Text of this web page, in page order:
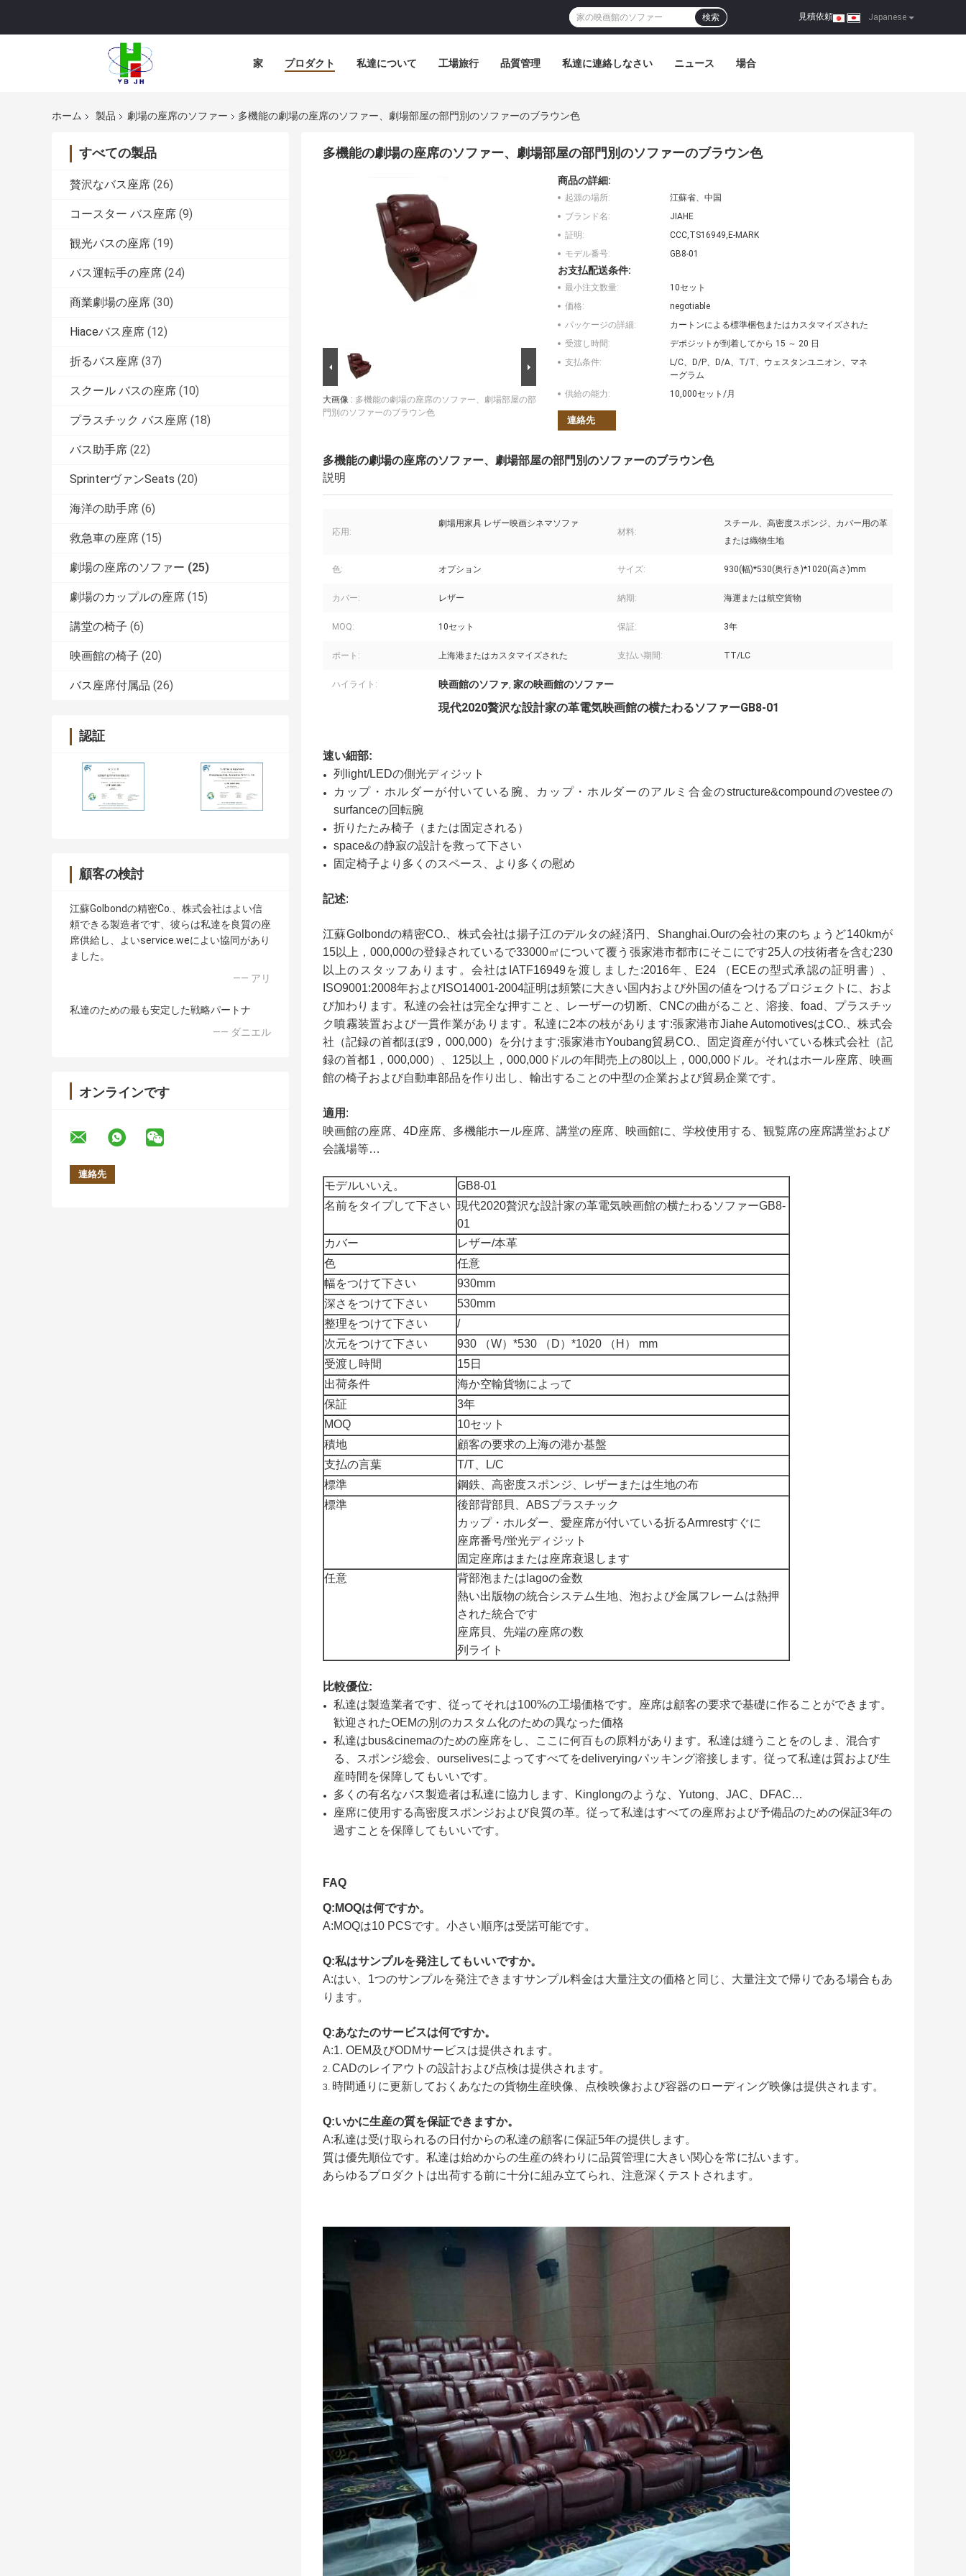
Japanese
見積依頼 |
検索
家 プロダクト 私達について 工場旅行 品質管理 私達に連絡しなさい ニュース 場合
ホーム 製品 劇場の座席のソファー 多機能の劇場の座席のソファー、劇場部屋の部門別のソファーのブラウン色
すべての製品
贅沢なバス座席 (26)
コースター バス座席 (9)
観光バスの座席 (19)
バス運転手の座席 (24)
商業劇場の座席 (30)
Hiaceバス座席 (12)
折るバス座席 (37)
スクール バスの座席 (10)
プラスチック バス座席 (18)
バス助手席 (22)
SprinterヴァンSeats (20)
海洋の助手席 (6)
救急車の座席 (15)
劇場の座席のソファー (25)
劇場のカップルの座席 (15)
講堂の椅子 (6)
映画館の椅子 (20)
バス座席付属品 (26)
認証
顧客の検討
江蘇Golbondの精密Co.、株式会社はよい信
頼できる製造者です、彼らは私達を良質の座
席供給し、よいservice.weによい協同があり
ました。
—— アリ
私達のための最も安定した戦略パートナ
—— ダニエル
オンラインです
多機能の劇場の座席のソファー、劇場部屋の部門別のソファーのブラウン色
大画像 : 多機能の劇場の座席のソファー、劇場部屋の部
門別のソファーのブラウン色
商品の詳細:
起源の場所:
江蘇省、中国
ブランド名:
JIAHE
証明:
CCC,TS16949,E-MARK
モデル番号:
GB8-01
お支払配送条件:
最小注文数量:
10セット
価格:
negotiable
パッケージの詳細:
カートンによる標準梱包またはカスタマイズされた
受渡し時間:
デポジットが到着してから 15 ～ 20 日
支払条件:
L/C、D/P、D/A、T/T、ウェスタンユニオン、マネ
ーグラム
供給の能力:
10,000セット/月
連絡先
多機能の劇場の座席のソファー、劇場部屋の部門別のソファーのブラウン色
説明
応用:
劇場用家具 レザー映画シネマソファ
材料:
スチール、高密度スポンジ、カバー用の革
または織物生地
色: オプション サイズ: 930(幅)*530(奥行き)*1020(高さ)mm
カバー: レザー 納期: 海運または航空貨物
MOQ: 10セット 保証: 3年
ポート: 上海港またはカスタマイズされた 支払い期間: TT/LC
ハイライト: 映画館のソファ, 家の映画館のソファー
現代2020贅沢な設計家の革電気映画館の横たわるソファーGB8-01
速い細部:
列light/LEDの側光ディジット
カップ・ホルダーが付いている腕、カップ・ホルダーのアルミ合金のstructure&compoundのvesteeの
surfanceの回転腕
折りたたみ椅子（または固定される）
space&の静寂の設計を救って下さい
固定椅子より多くのスペース、より多くの慰め
記述:
江蘇Golbondの精密CO.、株式会社は揚子江のデルタの経済円、Shanghai.Ourの会社の東のちょうど140kmが
15以上，000,000の登録されているで33000㎡について覆う張家港市都市にそこにです25人の技術者を含む230
以上のスタッフあります。会社はIATF16949を渡しました:2016年、E24 （ECEの型式承認の証明書）、
ISO9001:2008年およびISO14001-2004証明は頻繁に大きい国内および外国の値をつけるプロジェクトに、およ
び加わります。私達の会社は完全な押すこと、レーザーの切断、CNCの曲がること、溶接、foad、プラスチッ
ク噴霧装置および一貫作業があります。私達に2本の枝があります:張家港市Jiahe AutomotivesはCO.、株式会
社（記録の首都ほぼ9，000,000）を分けます;張家港市Youbang貿易CO.、固定資産が付いている株式会社（記
録の首都1，000,000）、125以上，000,000ドルの年間売上の80以上，000,000ドル。それはホール座席、映画
館の椅子および自動車部品を作り出し、輸出することの中型の企業および貿易企業です。
適用 :
映画館の座席、4D座席、多機能ホール座席、講堂の座席、映画館に、学校使用する、観覧席の座席講堂および
会議場等…
モデルいいえ。
GB8-01
名前をタイプして下さい 現代2020贅沢な設計家の革電気映画館の横たわるソファーGB8-
01
カバー
レザー/本革
色
任意
幅をつけて下さい
930mm
深さをつけて下さい
530mm
整理をつけて下さい
/
次元をつけて下さい
930 （W）*530 （D）*1020 （H） mm
受渡し時間
15日
出荷条件
海か空輸貨物によって
保証
3年
MOQ
10セット
積地
顧客の要求の上海の港か基盤
支払の言葉
T/T、L/C
標準
鋼鉄、高密度スポンジ、レザーまたは生地の布
標準
後部背部貝、ABSプラスチック
カップ・ホルダー、愛座席が付いている折るArmrestすぐに
座席番号/蛍光ディジット
固定座席はまたは座席衰退します
任意
背部泡またはlagoの金数
熱い出版物の統合システム生地、泡および金属フレームは熱押
された統合です
座席貝、先端の座席の数
列ライト
比較優位:
私達は製造業者です、従ってそれは100%の工場価格です。座席は顧客の要求で基礎に作ることができます。
歓迎されたOEMの別のカスタム化のための異なった価格
私達はbus&cinemaのための座席をし、ここに何百もの原料があります。私達は縫うことをのしま、混合す
る、スポンジ総会、ourselivesによってすべてをdeliveryingパッキング溶接します。従って私達は質および生
産時間を保障してもいいです。
多くの有名なバス製造者は私達に協力します、Kinglongのような、Yutong、JAC、DFAC…
座席に使用する高密度スポンジおよび良質の革。従って私達はすべての座席および予備品のための保証3年の
過すことを保障してもいいです。
FAQ
Q:MOQは何ですか。
A:MOQは10 PCSです。小さい順序は受諾可能です。
Q:私はサンプルを発注してもいいですか。
A:はい、1つのサンプルを発注できますサンプル料金は大量注文の価格と同じ、大量注文で帰りである場合もあ
ります。
Q:あなたのサービスは何ですか。
A:1. OEM及びODMサービスは提供されます。
2. CADのレイアウトの設計および点検は提供されます。
3. 時間通りに更新しておくあなたの貨物生産映像、点検映像および容器のローディング映像は提供されます。
Q:いかに生産の質を保証できますか。
A:私達は受け取られるの日付からの私達の顧客に保証5年の提供します。
質は優先順位です。私達は始めからの生産の終わりに品質管理に大きい関心を常に払います。
あらゆるプロダクトは出荷する前に十分に組み立てられ、注意深くテストされます。